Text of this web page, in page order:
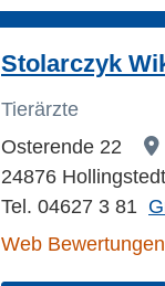
Stolarczyk
Tierärzte
Osterende 22
24876 Hollingstedt
Tel. 04627 3 81
Web Bewertungen